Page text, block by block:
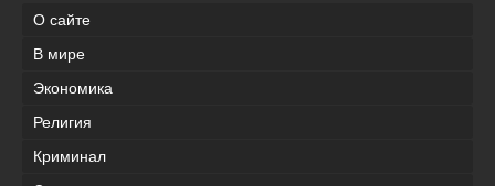
О сайте
В мире
Экономика
Религия
Криминал